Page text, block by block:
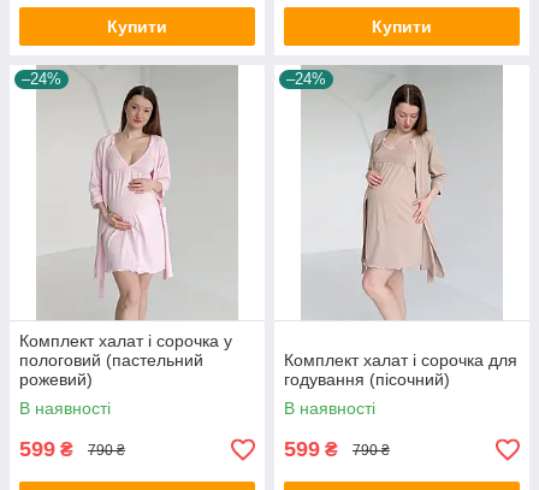
Купити Купити
–24%
Комплект халат і сорочка у
пологовий (пастельний
рожевий)
В наявності
599 ₴ 790 ₴
–24%
Комплект халат і сорочка для
годування (пісочний)
В наявності
599 ₴ 790 ₴